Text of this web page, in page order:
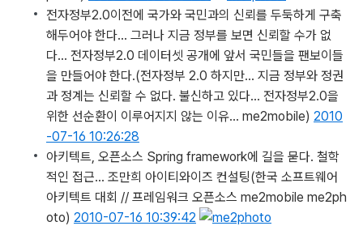
전자정부2.0이전에 국가와 국민과의 신뢰를 두둑하게 구축
해두어야 한다… 그러나 지금 정부를 보면 신뢰할 수가 없
다… 전자정부2.0 데이터셋 공개에 앞서 국민들을 팬보이들
을 만들어야 한다.(전자정부 2.0 하지만... 지금 정부와 정권
과 정계는 신뢰할 수 없다. 불신하고 있다... 전자정부2.0을
위한 선순환이 이루어지지 않는 이유... me2mobile) 2010
-07-16 10:26:28
아키텍트, 오픈소스 Spring framework에 길을 묻다. 철학
적인 접근… 조만희 아이티와이즈 컨설팅(한국 소프트웨어
아키텍트 대회 // 프레임워크 오픈소스 me2mobile me2ph
oto) 2010-07-16 10:39:42